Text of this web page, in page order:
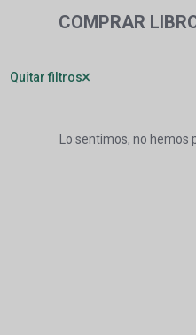
COMPRAR
Quitar filtros
Lo sentimos, no